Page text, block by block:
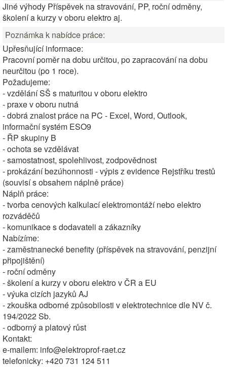
Jiné výhody Příspěvek na stravování, PP, roční odměny,
školení a kurzy v oboru elektro aj.
Poznámka k nabídce práce:
Upřesňující informace:
Pracovní poměr na dobu určitou, po zapracování na dobu
neurčitou (po 1 roce).
Požadujeme:
- vzdělání SŠ s maturitou v oboru elektro
- praxe v oboru nutná
- dobrá znalost práce na PC - Excel, Word, Outlook,
informační systém ESO9
- ŘP skupiny B
- ochota se vzdělávat
- samostatnost, spolehlivost, zodpovědnost
- prokázání bezúhonnosti - výpis z evidence Rejstříku trestů
(souvisí s obsahem náplně práce)
Náplň práce:
- tvorba cenových kalkulací elektromontáží nebo elektro
rozváděčů
- komunikace s dodavateli a zákazníky
Nabízíme:
- zaměstnanecké benefity (příspěvek na stravování, penzijní
připojištění)
- roční odměny
- školení a kurzy v oboru elektro v ČR a EU
- výuka cizích jazyků AJ
- zkouška odborné způsobilosti v elektrotechnice dle NV č.
194/2022 Sb.
- odborný a platový růst
Kontakt:
e-mailem: info@elektroprof-raet.cz
telefonicky: +420 731 124 511